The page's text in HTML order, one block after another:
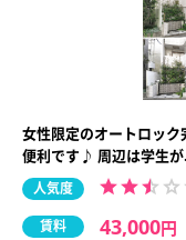
女性限定のオートロッ
便利です♪ 周辺は学生
人気度
賃料 43,000円